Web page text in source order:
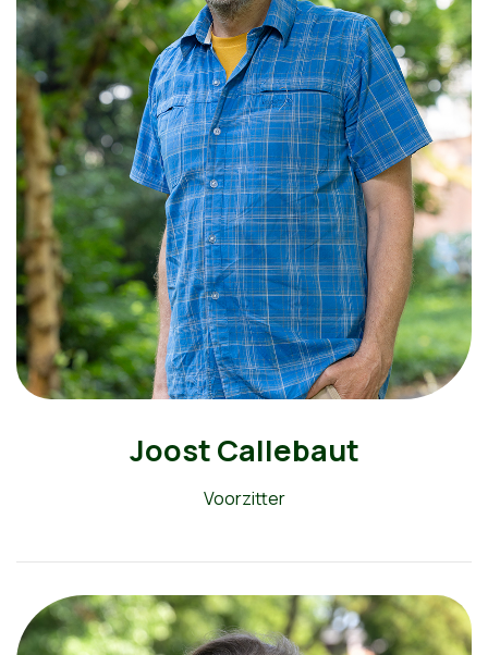
Joost Callebaut
Voorzitter